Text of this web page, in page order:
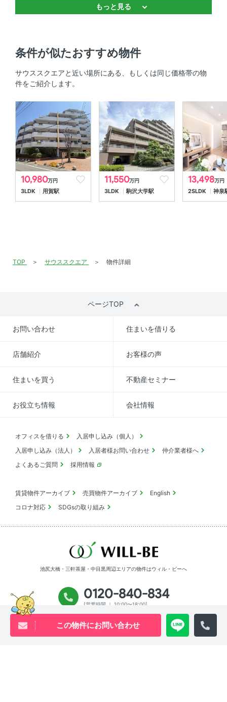
バストイレ別 、 浴室乾燥機 、 温水洗浄便座 、 独立洗面
コンロ2口以上
オートロック 、 ＴＶモニタ付きインターホン
室内設備
床暖房 、 室内洗濯機置場
部屋の特徴
全居室フローリング 、 バルコニー 、 ウォークインクロー
宅配ボックス 、 エレベーター
もっと見る
条件が似たおすすめ物件
サウススクエアと近い場所にある、もしくは同じ価格帯の物
件をご紹介します。
10,980万円
3LDK 用賀駅
11,550万円
3LDK 駒沢大学駅
13,498万円
2SLDK 神泉
この物件にお問い合わせ
TOP サウススクエア 物件詳細
ページTOP
お問い合わせ 住まいを借りる
店舗紹介 お客様の声
住まいを買う 不動産セミナー
お役立ち情報 会社情報
オフィスを借りる
入居申し込み（個人）
入居申し込み（法人）
入居者様お問い合わせ
仲介業者様へ
よくあるご質問
採用情報
賃貸物件アーカイブ 売買物件アーカイブ
English
コロナ対応
SDGsの取り組み
池尻大橋・三軒茶屋・中目黒周辺エリアの物件はウィル・ビーへ
0120-840-834
[営業時間 ｜ 10:00〜18:00]
X InstagramTiktok Youtube